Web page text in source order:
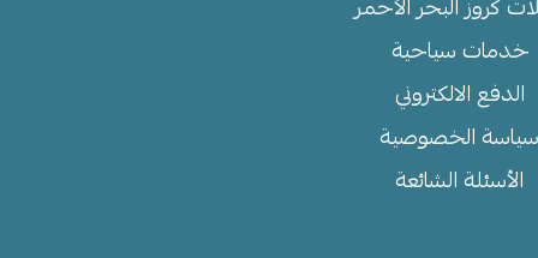
خدمات سياحية
الدفع الالكتروني
سياسة الخصوصية
الأسئلة الشائعة